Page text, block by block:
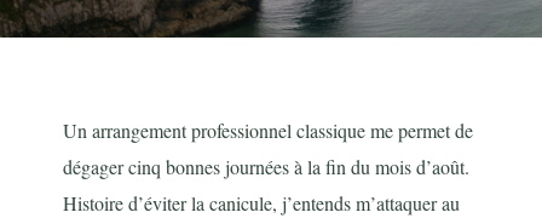
Un arrangement professionnel classique me permet de
dégager cinq bonnes journées à la fin du mois d’août.
Histoire d’éviter la canicule, j’entends m’attaquer au